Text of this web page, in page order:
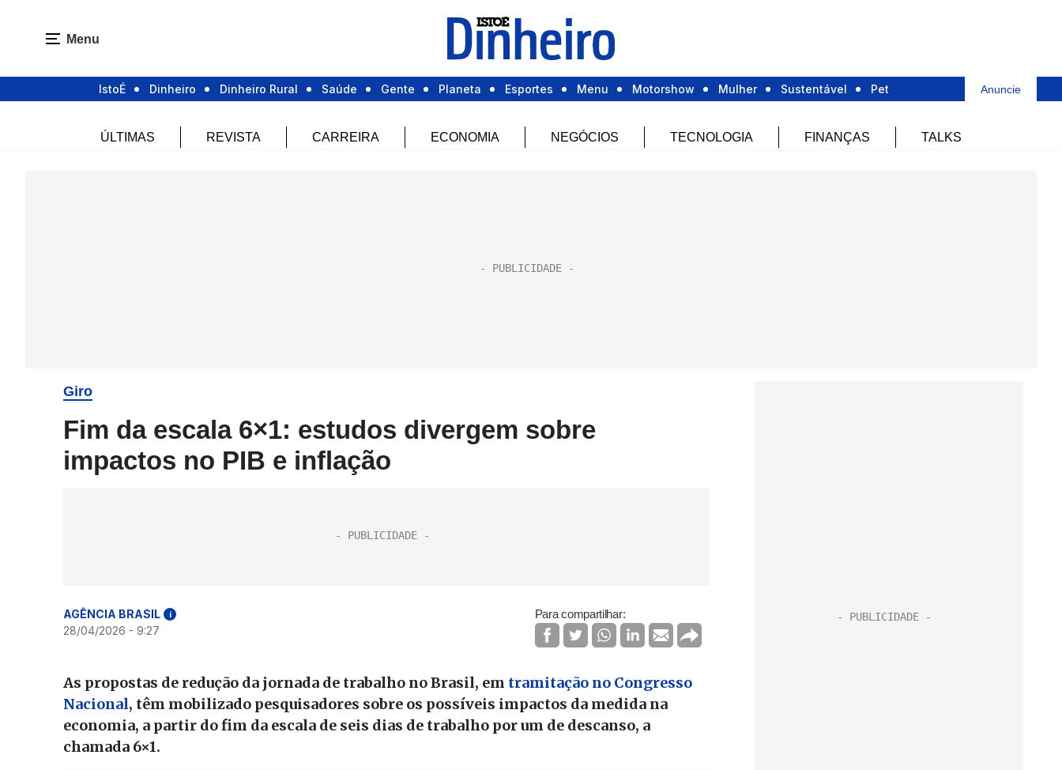
Menu
IstoÉ Dinheiro Dinheiro Rural Saúde Gente Planeta Esportes Menu Motorshow Mulher Sustentável Pet Anuncie
ÚLTIMAS REVISTA CARREIRA ECONOMIA NEGÓCIOS TECNOLOGIA FINANÇAS TALKS
Giro
Fim da escala 6×1: estudos divergem sobre
impactos no PIB e inflação
AGÊNCIA BRASIL i
28/04/2026 - 9:27
Para compartilhar:
As propostas de redução da jornada de trabalho no Brasil, em tramitação no Congresso
Nacional, têm mobilizado pesquisadores sobre os possíveis impactos da medida na
economia, a partir do fim da escala de seis dias de trabalho por um de descanso, a
chamada 6×1.